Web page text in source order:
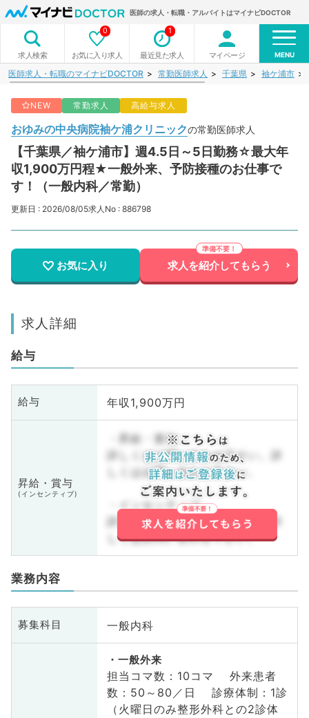
医師の求人・転職・アルバイトはマイナビDOCTOR
求人検索 お気に入り求人
0
最近見た求人
1
マイページ MENU
医師求人・転職のマイナビDOCTOR 常勤医師求人 千葉県 袖ケ浦市
NEW 常勤求人 高給与求人
おゆみの中央病院袖ケ浦クリニックの常勤医師求人
【千葉県／袖ケ浦市】週4.5日～5日勤務☆最大年
収1,900万円程★一般外来、予防接種のお仕事で
す！（一般内科／常勤）
更新日 : 2026/08/05求人No : 886798
お気に入り 求人を紹介してもらう
求人詳細
給与
給与 年収1,900万円
昇給・賞与
(インセンティブ)
・昇給・賞与
詳しくはお問い合わせ下さい。詳
しくはお問い合わせ下さい。
・インセンティブ
詳しくはお問い合わせ下さい。詳
しくはお問い合わせ下さい。
業務内容
募集科目 一般内科
一般外来
担当コマ数：10コマ 外来患者
数：50～80／日 診療体制：1診
（火曜日のみ整形外科との2診体